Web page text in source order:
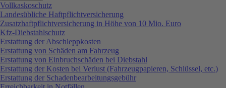
Vollkaskoschutz
Landesübliche Haftpflichtversicherung
Zusatzhaftpflichtversicherung in Höhe von 10 Mio. Euro
Kfz-Diebstahlschutz
Erstattung der Abschleppkosten
Erstattung von Schäden am Fahrzeug
Erstattung von Einbruchschäden bei Diebstahl
Erstattung der Kosten bei Verlust (Fahrzeugpapieren, Schlüssel, etc.)
Erstattung der Schadenbearbeitungsgebühr